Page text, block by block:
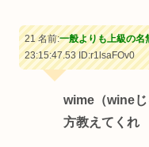
21 名前:一般よりも上級の名
23:15:47.53ID:r1lsaFOv0
wime（wine
方教えてくれ